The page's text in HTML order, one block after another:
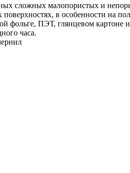
сложных малопористых и
в особенности на
фольге, ПЭТ, глянцевом
часа.